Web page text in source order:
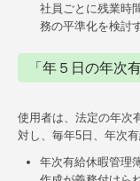
社員ごとに残業時
務の平準化を検討
「年５日の年次
使用者は、法定の年次
対し、毎年5日、年次
年次有給休暇管理